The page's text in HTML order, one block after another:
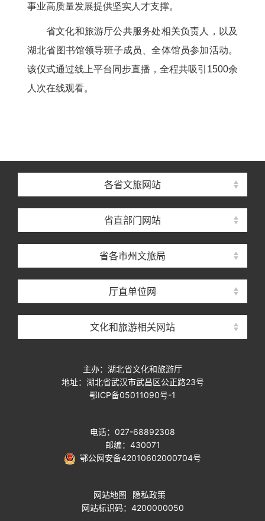
事业高质量发展提供坚实人才支撑。
省文化和旅游厅公共服务处相关负责人，以及
湖北省图书馆领导班子成员、全体馆员参加活动。
该仪式通过线上平台同步直播，全程共吸引1500余
人次在线观看。
各省文旅网站
省直部门网站
省各市州文旅局
厅直单位网
文化和旅游相关网站
主办：湖北省文化和旅游厅
地址：湖北省武汉市武昌区公正路23号
鄂ICP备05011090号-1
电话：027-68892308
邮编：430071
鄂公网安备42010602000704号
网站地图
隐私政策
网站标识码：4200000050